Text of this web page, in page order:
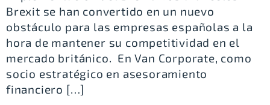
Brexit se han convertido en un nuevo
obstáculo para las empresas españolas a la
hora de mantener su competitividad en el
mercado británico. En Van Corporate, como
socio estratégico en asesoramiento
financiero […]